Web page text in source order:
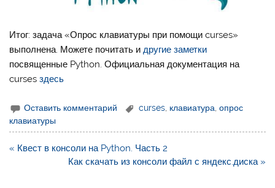
Итог: задача «Опрос клавиатуры при помощи curses»
выполнена. Можете почитать идругие заметки
посвященные Python. Официальная документация на
cursesздесь
Оставить комментарий curses клавиатура ,опрос
клавиатуры
Навигация
« Квест в консоли на Python. Часть 2
Как скачать из консоли файл с яндекс.диска »